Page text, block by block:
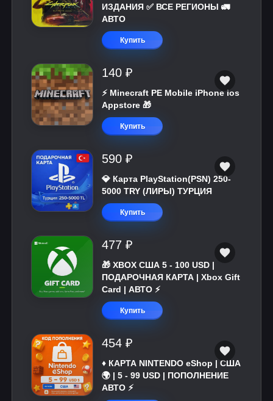
ИЗДАНИЯ ✅ ВСЕ РЕГИОНЫ 🚛
АВТО
Купить
140 ₽
⚡️ Minecraft PE Mobile iPhone ios
Appstore 🎁
Купить
590 ₽
💎 Карта PlayStation(PSN) 250-
5000 TRY (ЛИРЫ) ТУРЦИЯ
Купить
477 ₽
🎁 XBOX США 5 - 100 USD |
ПОДАРОЧНАЯ КАРТА | Xbox Gift
Card | АВТО ⚡
Купить
454 ₽
♦️ КАРТА NINTENDO eShop | США
🌍 | 5 - 99 USD | ПОПОЛНЕНИЕ
АВТО ⚡